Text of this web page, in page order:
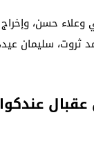
حسن،
ثروت، سليمان